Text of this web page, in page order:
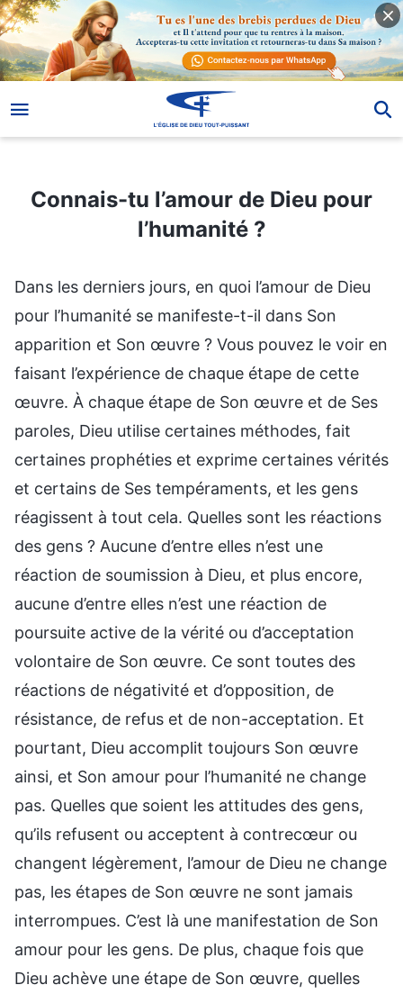
Connais-tu l’amour de Dieu pour l’humanité ?
Connais-tu l’amour de Dieu pour
l’humanité ?
Dans les derniers jours, en quoi l’amour de Dieu
pour l’humanité se manifeste-t-il dans Son
apparition et Son œuvre ? Vous pouvez le voir en
faisant l’expérience de chaque étape de cette
œuvre. À chaque étape de Son œuvre et de Ses
paroles, Dieu utilise certaines méthodes, fait
certaines prophéties et exprime certaines vérités
et certains de Ses tempéraments, et les gens
réagissent à tout cela. Quelles sont les réactions
des gens ? Aucune d’entre elles n’est une
réaction de soumission à Dieu, et plus encore,
aucune d’entre elles n’est une réaction de
poursuite active de la vérité ou d’acceptation
volontaire de Son œuvre. Ce sont toutes des
réactions de négativité et d’opposition, de
résistance, de refus et de non-acceptation. Et
pourtant, Dieu accomplit toujours Son œuvre
ainsi, et Son amour pour l’humanité ne change
pas. Quelles que soient les attitudes des gens,
qu’ils refusent ou acceptent à contrecœur ou
changent légèrement, l’amour de Dieu ne change
pas, les étapes de Son œuvre ne sont jamais
interrompues. C’est là une manifestation de Son
amour pour les gens. De plus, chaque fois que
Dieu achève une étape de Son œuvre, quelles